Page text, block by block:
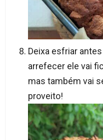
Deixa esfriar
arrefecer ele vai
mas também vai
proveito!